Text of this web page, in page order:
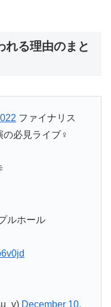
れる理由のまと
ファイナリス
の必見ライブ‍♀️
ルホール
December 10,